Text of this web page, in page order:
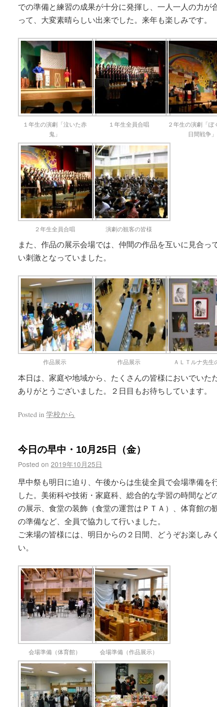
での準備と練習の成果が十分に発揮し、一人一人の力が
って、大変素晴らしい出来でした。来年も楽しみです。
１年生の演劇「泣いた赤
鬼」
１年生全員合唱
２年生の演劇「ぼ
日間戦争」
２年生全員合唱 演劇の観客の皆様
また、作品の展示会場では、仲間の作品を互いに見合っ
い刺激となっていました。
作品展示 作品展示 ＡＬＴルナ先生
本日は、家庭や地域から、たくさんの皆様においでいた
ありがとうございました。２日目もお待ちしています。
Posted in 学校から
今日の早中・10月25日（金）
Posted on 2019年10月25日
早中祭も明日に迫り、午後からは生徒全員で会場準備を
した。美術科や技術・家庭科、総合的な学習の時間など
の展示、食堂の装飾（食堂の運営はＰＴＡ）、体育館の
の準備など、全員で協力して行いました。
ご来場の皆様には、明日からの２日間、どうぞお楽しみ
い。
会場準備（体育館） 会場準備（作品展示）